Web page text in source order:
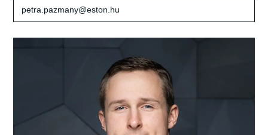
petra.pazmany@eston.hu